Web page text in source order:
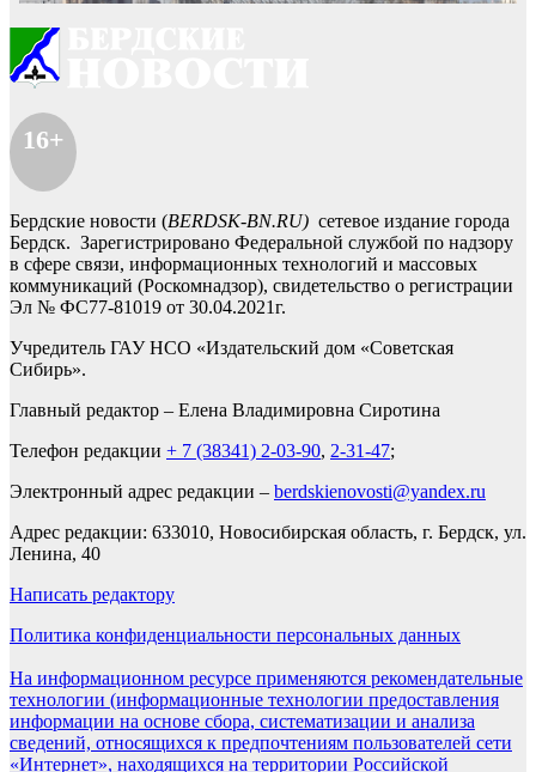
16+
Бердские новости (BERDSK-BN.RU) сетевое издание города
Бердск. Зарегистрировано Федеральной службой по надзору
в сфере связи, информационных технологий и массовых
коммуникаций (Роскомнадзор), свидетельство о регистрации
Эл № ФС77-81019 от 30.04.2021г.
Учредитель ГАУ НСО «Издательский дом «Советская
Сибирь».
Главный редактор – Елена Владимировна Сиротина
Телефон редакции + 7 (38341) 2-03-90, 2-31-47;
Электронный адрес редакции – berdskienovosti@yandex.ru
Адрес редакции: 633010, Новосибирская область, г. Бердск, ул.
Ленина, 40
Написать редактору
Политика конфиденциальности персональных данных
На информационном ресурсе применяются рекомендательные
технологии (информационные технологии предоставления
информации на основе сбора, систематизации и анализа
сведений, относящихся к предпочтениям пользователей сети
«Интернет», находящихся на территории Российской